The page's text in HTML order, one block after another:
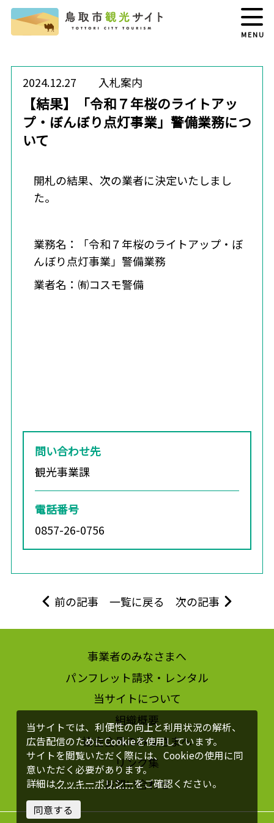
MENU
【結果】「令和７年桜のライトアッ
プ・ぼんぼり点灯事業」警備業務につ
いて
2024.12.27 入札案内
開札の結果、次の業者に決定いたしまし
た。
業務名：「令和７年桜のライトアップ・ぼ
んぼり点灯事業」警備業務
業者名：㈲コスモ警備
問い合わせ先
観光事業課
電話番号
0857-26-0756
前の記事 一覧に戻る 次の記事
事業者のみなさまへ
パンフレット請求・レンタル
当サイトについて
組織概要
協会会員のみなさまへ
リンク集
お問い合わせ
当サイトでは、利便性の向上と利用状況の解析、
広告配信のためにCookieを使用しています。
サイトを閲覧いただく際には、Cookieの使用に同
意いただく必要があります。
詳細はクッキーポリシーをご確認ください。
同意する